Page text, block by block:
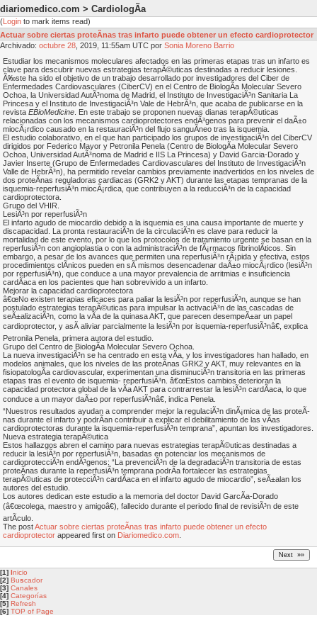
diariomedico.com > CardiologÃ­a
(Login to mark items read)
Actuar sobre ciertas proteÃ­nas tras infarto puede obtener un efecto cardioprotector
Archivado: octubre 28 , 2019, 11:55am UTC por Sonia Moreno Barrio
Estudiar los mecanismos moleculares afectados en las primeras etapas tras un infarto es
clave para descubrir nuevas estrategias terapÃ©uticas destinadas a reducir lesiones.
Ã‰ste ha sido el objetivo de un trabajo desarrollado por investigadores del Ciber de
Enfermedades Cardiovasculares (CiberCV) en el Centro de BiologÃ­a Molecular Severo
Ochoa, la Universidad AutÃ³noma de Madrid, el Instituto de InvestigaciÃ³n Sanitaria La
Princesa y el Instituto de InvestigaciÃ³n Vale de HebrÃ³n, que acaba de publicarse en la
revista EBioMedicine . En este trabajo se proponen nuevas dianas terapÃ©uticas
relacionadas con los mecanismos cardioprotectores endÃ³genos para prevenir el daÃ±o
miocÃ¡rdico causado en la restauraciÃ³n del flujo sanguÃ­neo tras la isquemia.
El estudio colaborativo, en el que han participado los grupos de investigaciÃ³n del CiberCV
dirigidos por Federico Mayor y Petronila Penela (Centro de BiologÃ­a Molecular Severo
Ochoa, Universidad AutÃ³noma de Madrid e IIS La Princesa) y David Garcia-Dorado y
Javier Inserte (Grupo de Enfermedades Cardiovasculares del Instituto de InvestigaciÃ³n
Valle de HebrÃ³n), ha permitido revelar cambios previamente inadvertidos en los niveles de
dos proteÃ­nas reguladoras cardiacas (GRK2 y AKT) durante las etapas tempranas de la
isquemia-reperfusiÃ³n miocÃ¡rdica, que contribuyen a la reducciÃ³n de la capacidad
cardioprotectora.
Grupo del VHIR.
LesiÃ³n por reperfusiÃ³n
El infarto agudo de miocardio debido a la isquemia es una causa importante de muerte y
discapacidad. La pronta restauraciÃ³n de la circulaciÃ³n es clave para reducir la
mortalidad de este evento, por lo que los protocolos de tratamiento urgente se basan en la
reperfusiÃ³n con angioplastia o con la administraciÃ³n de fÃ¡rmacos fibrinolÃ­ticos. Sin
embargo, a pesar de los avances que permiten una reperfusiÃ³n rÃ¡pida y efectiva, estos
procedimientos clÃ­nicos pueden en sÃ­ mismos desencadenar daÃ±o miocÃ¡rdico (lesiÃ³n
por reperfusiÃ³n), que conduce a una mayor prevalencia de arritmias e insuficiencia
cardÃ­aca en los pacientes que han sobrevivido a un infarto.
Mejorar la capacidad cardioprotectora
â€œNo existen terapias eficaces para paliar la lesiÃ³n por reperfusiÃ³n, aunque se han
postulado estrategias terapÃ©uticas para impulsar la activaciÃ³n de las cascadas de
seÃ±alizaciÃ³n, como la vÃ­a de la quinasa AKT, que parecen desempeÃ±ar un papel
cardioprotector, y asÃ­ aliviar parcialmente la lesiÃ³n por isquemia-reperfusiÃ³nâ€, explica
Petronila Penela, primera autora del estudio.
Grupo del Centro de BiologÃ­a Molecular Severo Ochoa.
La nueva investigaciÃ³n se ha centrado en esta vÃ­a, y los investigadores han hallado, en
modelos animales, que los niveles de las proteÃ­nas GRK2 y AKT, muy relevantes en la
fisiopatologÃ­a cardiovascular, experimentan una disminuciÃ³n transitoria en las primeras
etapas tras el evento de isquemia- reperfusiÃ³n. â€œEstos cambios deterioran la
capacidad protectora global de la vÃ­a AKT para contrarrestar la lesiÃ³n cardÃ­aca, lo que
conduce a un mayor daÃ±o por reperfusiÃ³nâ€, indica Penela.
“Nuestros resultados ayudan a comprender mejor la regulaciÃ³n dinÃ¡mica de las proteÃ­
nas durante el infarto y podrÃ­an contribuir a explicar el debilitamiento de las vÃ­as
cardioprotectoras durante la isquemia-reperfusiÃ³n temprana”, apuntan los investigadores.
Nueva estrategia terapÃ©utica
Estos hallazgos abren el camino para nuevas estrategias terapÃ©uticas destinadas a
reducir la lesiÃ³n por reperfusiÃ³n, basadas en potenciar los mecanismos de
cardioprotecciÃ³n endÃ³genos: “La prevenciÃ³n de la degradaciÃ³n transitoria de estas
proteÃ­nas durante la reperfusiÃ³n temprana podrÃ­a fortalecer las estrategias
terapÃ©uticas de protecciÃ³n cardÃ­aca en el infarto agudo de miocardio”, seÃ±alan los
autores del estudio.
Los autores dedican este estudio a la memoria del doctor David GarcÃ­a-Dorado
(â€œcolega, maestro y amigoâ€), fallecido durante el periodo final de revisiÃ³n de este
artÃ­culo.
The postActuar sobre ciertas proteÃ­nas tras infarto puede obtener un efecto
cardioprotector appeared first on Diariomedico.com
[1] Inicio
[2] Buscador
[3] Canales
[4] Categorías
[5] Refresh
[6] TOP of Page